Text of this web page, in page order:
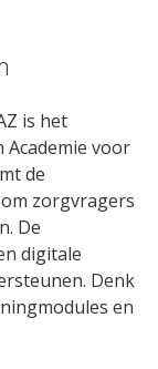
is het
voor
de
zorgvragers
De
digitale
Denk
en